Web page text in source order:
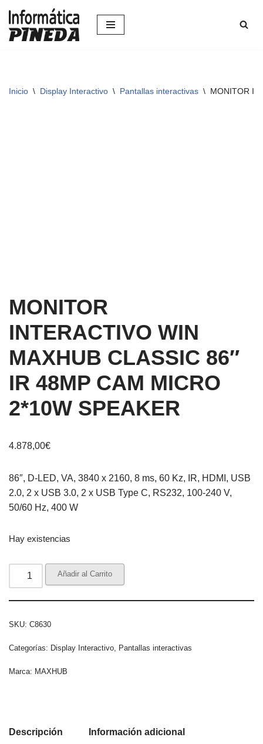
Saltar
Inicio \ Display Interactivo \ Pantallas interactivas \ MONITOR
MONITOR
INTERACTIVO WIN
MAXHUB CLASSIC 86″
IR 48MP CAM MICRO
2*10W SPEAKER
4.878,00€
86″, D-LED, VA, 3840 x 2160, 8 ms, 60 Kz, IR, HDMI, USB
2.0, 2 x USB 3.0, 2 x USB Type C, RS232, 100-240 V,
50/60 Hz, 400 W
Hay existencias
Añadir al Carrito
SKU: C8630
Categorías: Display Interactivo Pantallas interactivas
Marca: MAXHUB
Descripción Información adicional